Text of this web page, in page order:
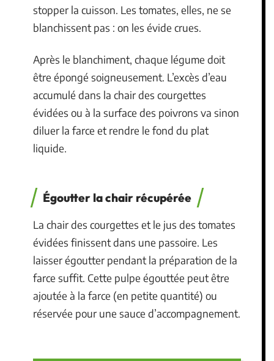
stopper la cuisson. Les tomates, elles, ne se
blanchissent pas : on les évide crues.
Après le blanchiment, chaque légume doit
être épongé soigneusement. L’excès d’eau
accumulé dans la chair des courgettes
évidées ou à la surface des poivrons va sinon
diluer la farce et rendre le fond du plat
liquide.
Égoutter la chair récupérée
La chair des courgettes et le jus des tomates
évidées finissent dans une passoire. Les
laisser égoutter pendant la préparation de la
farce suffit. Cette pulpe égouttée peut être
ajoutée à la farce (en petite quantité) ou
réservée pour une sauce d’accompagnement.